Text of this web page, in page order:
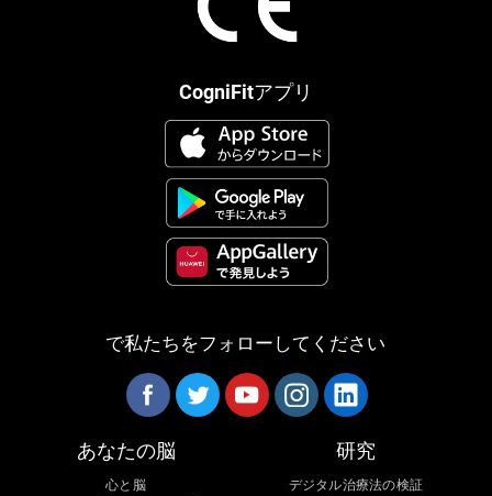
CogniFitアプリ
で私たちをフォローしてください
あなたの脳
心と脳
研究
デジタル治療法の検証